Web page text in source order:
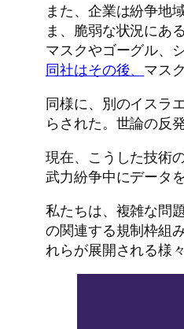
また、企業は紛争地
ま、脆弱な状況にあ
マスクやゴーグル、
同社はその後、 マス
同様に、別のイスラ
らされた。世論の反
現在、こうした技術
武力紛争中にデータ
私たちは、複雑な問
の関連する規制枠組
れらが展開される様